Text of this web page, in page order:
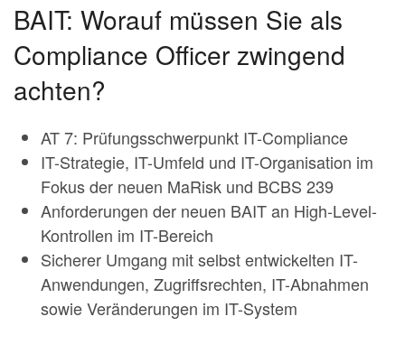
BAIT: Worauf müssen Sie als
Compliance Officer zwingend
achten?
AT 7: Prüfungsschwerpunkt IT-Compliance
IT-Strategie, IT-Umfeld und IT-Organisation im
Fokus der neuen MaRisk und BCBS 239
Anforderungen der neuen BAIT an High-Level-
Kontrollen im IT-Bereich
Sicherer Umgang mit selbst entwickelten IT-
Anwendungen, Zugriffsrechten, IT-Abnahmen
sowie Veränderungen im IT-System